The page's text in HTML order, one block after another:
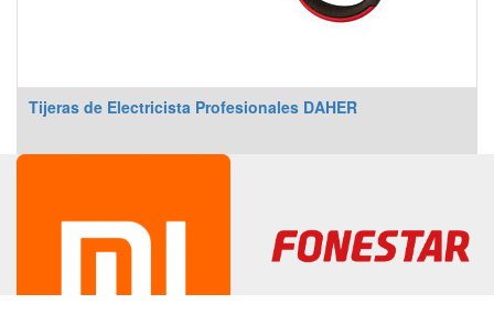
Tijeras de Electricista Profesionales DAHER